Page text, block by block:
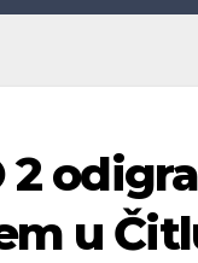
2
u